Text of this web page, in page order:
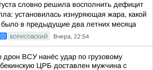
словно решила восполнить дефицит
установилась изнуряющая жара, какой
было в предыдущие два летних месяца
БОРИСОВСКИЙ Вчера, 22:54
дрон ВСУ нанёс удар по грузовому
ЦРБ доставлен мужчина с